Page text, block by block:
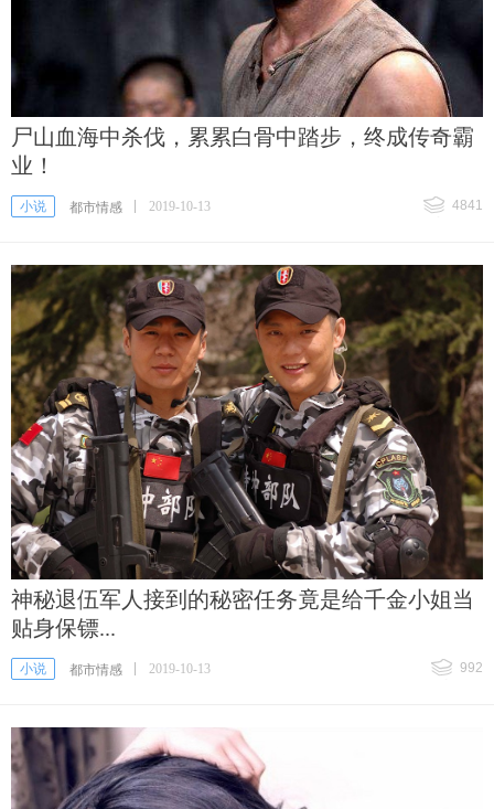
尸山血海中杀伐，累累白骨中踏步，终成传奇霸
业！
小说 都市情感 2019-10-13 4841
神秘退伍军人接到的秘密任务竟是给千金小姐当
贴身保镖...
小说 都市情感 2019-10-13 992